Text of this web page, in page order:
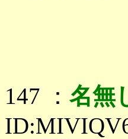
147 ： 名無